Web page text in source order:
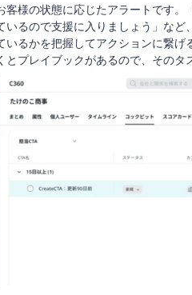
客様の状態に応じたアラートです
いるので支援に入りましょう」な
いるかを把握してアクションに繋げ
とプレイブックがあるので、そのタ